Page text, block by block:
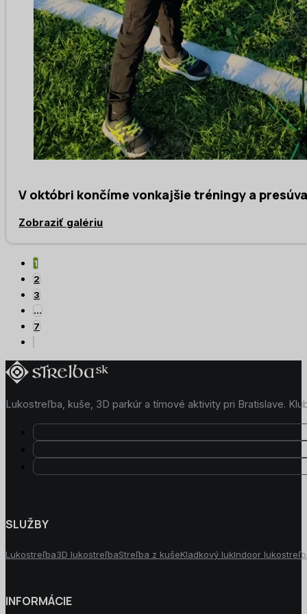
V októbri končíme vonkajšie tréningy a
Zobraziť galériu
1
2
3
…
7
Lukostreľba, kuše, 3D parkúr a tímové aktivity pri Bratislave.
SLUŽBY
Lukostreľba3D lukostreľbaStreľba z kušeKladkový lukIndoor
INFORMÁCIE